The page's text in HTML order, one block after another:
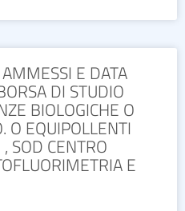
E DATA
DI STUDIO
BIOLOGICHE O
O EQUIPOLLENTI
SOD CENTRO
E